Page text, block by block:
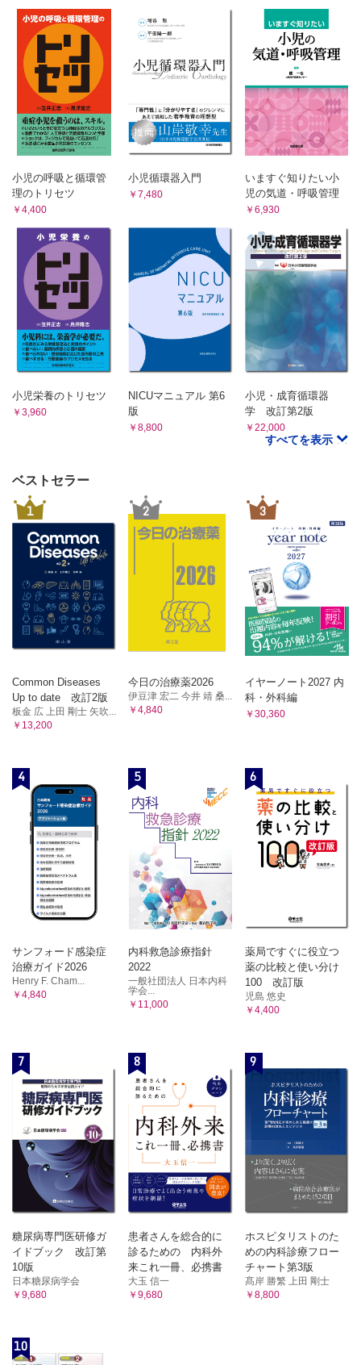
40-4：多脾症候群④
22：両大血管右室起始、両大血管下型心室中隔欠損
23：両大血管右室起始、遠位型心室中隔欠損
24：SDL型の両大血管右室起始
25-1：総動脈幹遺残①
25-2：総動脈幹遺残②
25-3：総動脈幹遺残、Van：Praagh：A1型の手術
25-4：総動脈幹遺残、Van：Praagh：A4型の手術
26-1：三尖弁閉鎖
26-2：三尖弁閉鎖、Ⅰa型
26-3：三尖弁閉鎖、Ⅰb型
26-4：三尖弁閉鎖、Ⅰc型
26-6：三尖弁閉鎖、Ⅲb型
27-1：純型肺動脈閉鎖①
27-2：純型肺動脈閉鎖②
28-1：単純型Ebstein病①
28-2：単純型Ebstein病②
29：新生児重症Ebstein病
30-1：左心低形成症候群①
30-2：左心低形成症候群②
30-3：左心低形成症候群③
30-5：左心低形成症候群⑤
31：Valsalva洞動脈瘤破裂
32-3：血管輪③左肺動脈起始異常
33-2：単心室②左室性単心室（肺血流増加群）
33-3：単心室③左室性単心室（肺血流減少群）
33-4：単心室④左室性単心室（球室間孔狭窄、大動脈弓離断）
34：大動脈肺動脈中隔欠損
35：右肺動脈上行大動脈起始
36：左冠動脈肺動脈起始
37：冠動脈瘻
38-1：三心房心①
38-2：三心房心②
39-2：無脾症候群②
40-1：多脾症候群①
40-2：多脾症候群②
小児の呼吸と循環管
理のトリセツ
￥4,400
小児循環器入門
￥7,480
いますぐ知りたい小
児の気道・呼吸管理
￥6,930
小児栄養のトリセツ
￥3,960
NICUマニュアル 第6
版
￥8,800
小児・成育循環器
学 改訂第2版
￥22,000
すべてを表示
ベストセラー
1
Common Diseases
Up to date 改訂2版
板金 広 上田 剛士 矢吹...
￥13,200
2
今日の治療薬2026
伊豆津 宏二 今井 靖 桑...
￥4,840
3
イヤーノート2027 内
科・外科編
￥30,360
4
サンフォード感染症
治療ガイド2026
Henry F. Cham...
￥4,840
5
内科救急診療指針
2022
一般社団法人 日本内科
学会...
￥11,000
6
薬局ですぐに役立つ
薬の比較と使い分け
100 改訂版
児島 悠史
￥4,400
7
糖尿病専門医研修ガ
イドブック 改訂第
10版
日本糖尿病学会
￥9,680
8
患者さんを総合的に
診るための 内科外
来これ一冊、必携書
大玉 信一
￥9,680
9
ホスピタリストのた
めの内科診療フロー
チャート第3版
髙岸 勝繁 上田 剛士
￥8,800
10